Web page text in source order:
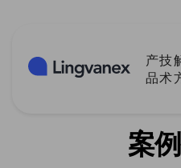
产
品
技
术
案